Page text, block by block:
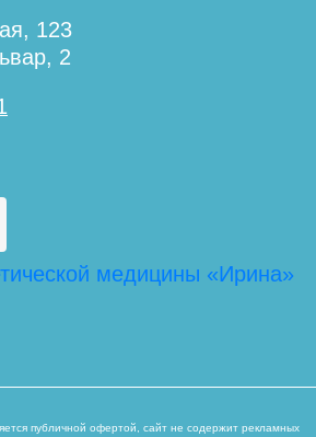
123
2
медицины «Ирина»
публичной офертой, сайт не содержит рекламных